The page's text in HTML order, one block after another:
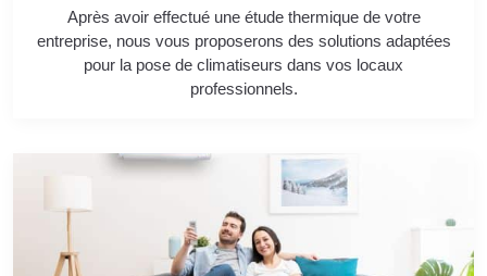
Après avoir effectué une étude thermique de votre
entreprise, nous vous proposerons des solutions adaptées
pour la pose de climatiseurs dans vos locaux
professionnels.